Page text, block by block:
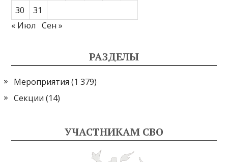
30
31
« Июл
Сен »
РАЗДЕЛЫ
Мероприятия (1 379)
Секции (14)
УЧАСТНИКАМ СВО